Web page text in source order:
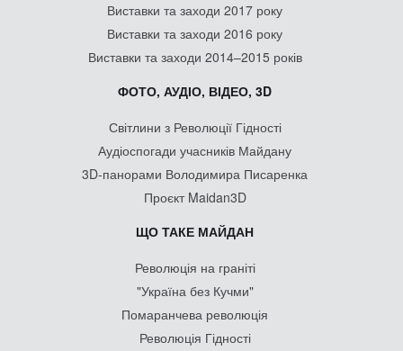
Виставки та заходи 2017 року
Виставки та заходи 2016 року
Виставки та заходи 2014–2015 років
ФОТО, АУДІО, ВІДЕО, 3D
Світлини з Революції Гідності
Аудіоспогади учасників Майдану
3D-панорами Володимира Писаренка
Проєкт Maidan3D
ЩО ТАКЕ МАЙДАН
Революція на граніті
"Україна без Кучми"
Помаранчева революція
Революція Гідності